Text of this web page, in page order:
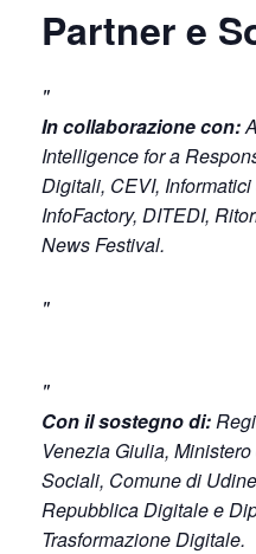
Partner e
In collaborazione con:
Intelligence for a
Digitali, CEVI,
InfoFactory, DITEDI,
News Festival.
Con il sostegno di:
Venezia Giulia,
Sociali, Comune di
Repubblica Digitale e
Trasformazione Digitale.